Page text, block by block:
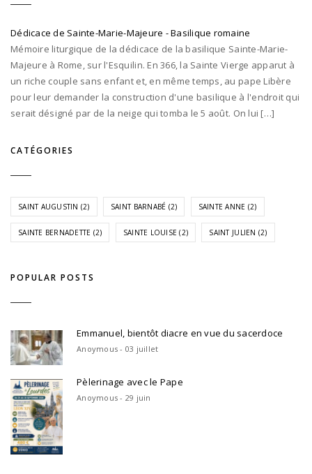
Dédicace de Sainte-Marie-Majeure - Basilique romaine
Mémoire liturgique de la dédicace de la basilique Sainte-Marie-
Majeure à Rome, sur l'Esquilin. En 366, la Sainte Vierge apparut à
un riche couple sans enfant et, en même temps, au pape Libère
pour leur demander la construction d'une basilique à l'endroit qui
serait désigné par de la neige qui tomba le 5 août. On lui […]
CATÉGORIES
SAINT AUGUSTIN (2) SAINT BARNABÉ (2) SAINTE ANNE (2)
SAINTE BERNADETTE (2) SAINTE LOUISE (2) SAINT JULIEN (2)
POPULAR POSTS
Emmanuel, bientôt diacre en vue du sacerdoce
Anoymous - 03 juillet
Pèlerinage avec le Pape
Anoymous - 29 juin